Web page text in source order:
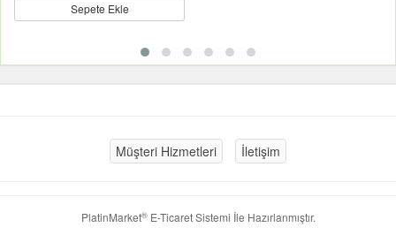
Sepete Ekle
Müşteri Hizmetleri İletişim
PlatinMarket®E-Ticaret Sistemi İle Hazırlanmıştır.